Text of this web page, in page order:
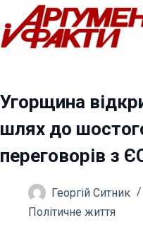
Перейти
до
вмісту
Угорщина
шлях до
переговорів з
Георгій Ситник
Політичне життя